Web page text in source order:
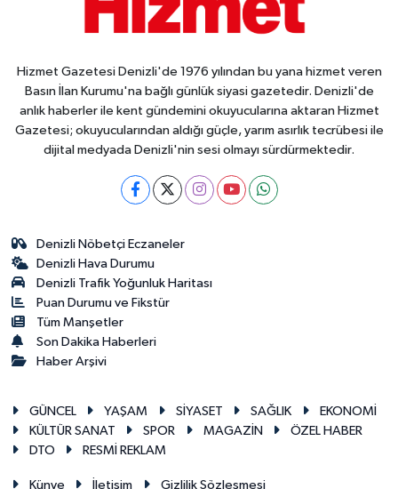
Hizmet Gazetesi Denizli'de 1976 yılından bu yana hizmet veren
Basın İlan Kurumu'na bağlı günlük siyasi gazetedir. Denizli'de
anlık haberler ile kent gündemini okuyucularına aktaran Hizmet
Gazetesi; okuyucularından aldığı güçle, yarım asırlık tecrübesi ile
dijital medyada Denizli'nin sesi olmayı sürdürmektedir.
Denizli Nöbetçi Eczaneler
Denizli Hava Durumu
Denizli Trafik Yoğunluk Haritası
Puan Durumu ve Fikstür
Tüm Manşetler
Son Dakika Haberleri
Haber Arşivi
GÜNCEL YAŞAM SİYASET SAĞLIK
EKONOMİ
KÜLTÜR SANAT
SPOR MAGAZİN
ÖZEL HABER
DTO
RESMİ REKLAM
Künye İletişim Gizlilik Sözleşmesi